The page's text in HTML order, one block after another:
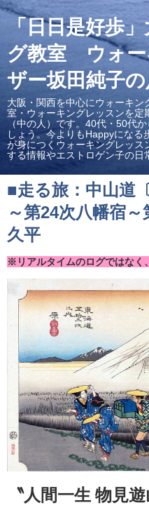
「日日是好歩
グ教室 ウォー
ザー坂田純子
大阪・関西を中心にウォーキ
室・ウォーキングレッスンを
（中の人）です。40代・50代
しょう。今よりもHappyにな
が身につくウォーキングレッス
する情報やエストロゲン子の日
■走る旅：中山道
～第24次八幡宿
久平
※リアルタイムのログではなく
〝人間一生 物見